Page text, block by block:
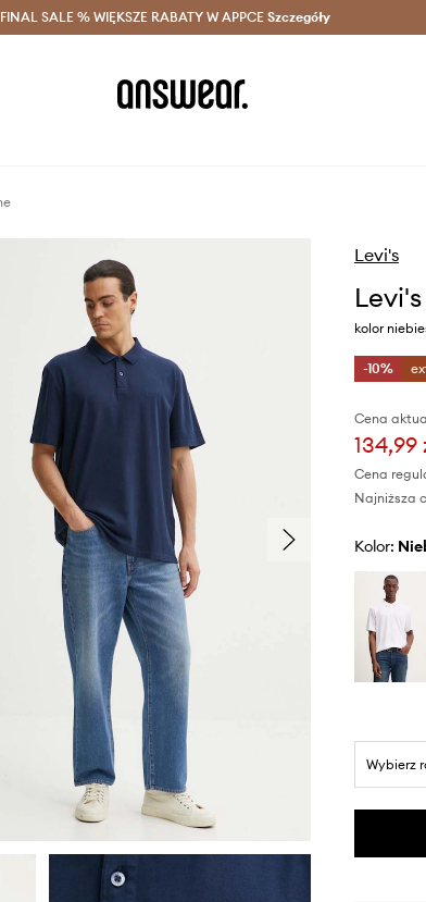
z Answear Club > Dostawa nawet w 24h >
FINAL SALE % WIĘKSZE RABATY W APPCE Szczegóły
Levi's
kolor
-10%
Cena
134,99
Cena
Najniższa
Kolor:
Wybierz